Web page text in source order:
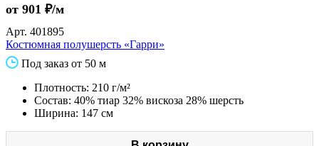
от 901 ₽/м
Арт. 401895
Костюмная полушерсть «Гарри»
Под заказ от 50 м
Плотность: 210 г/м²
Состав: 40% тиар 32% вискоза 28% шерсть
Ширина: 147 см